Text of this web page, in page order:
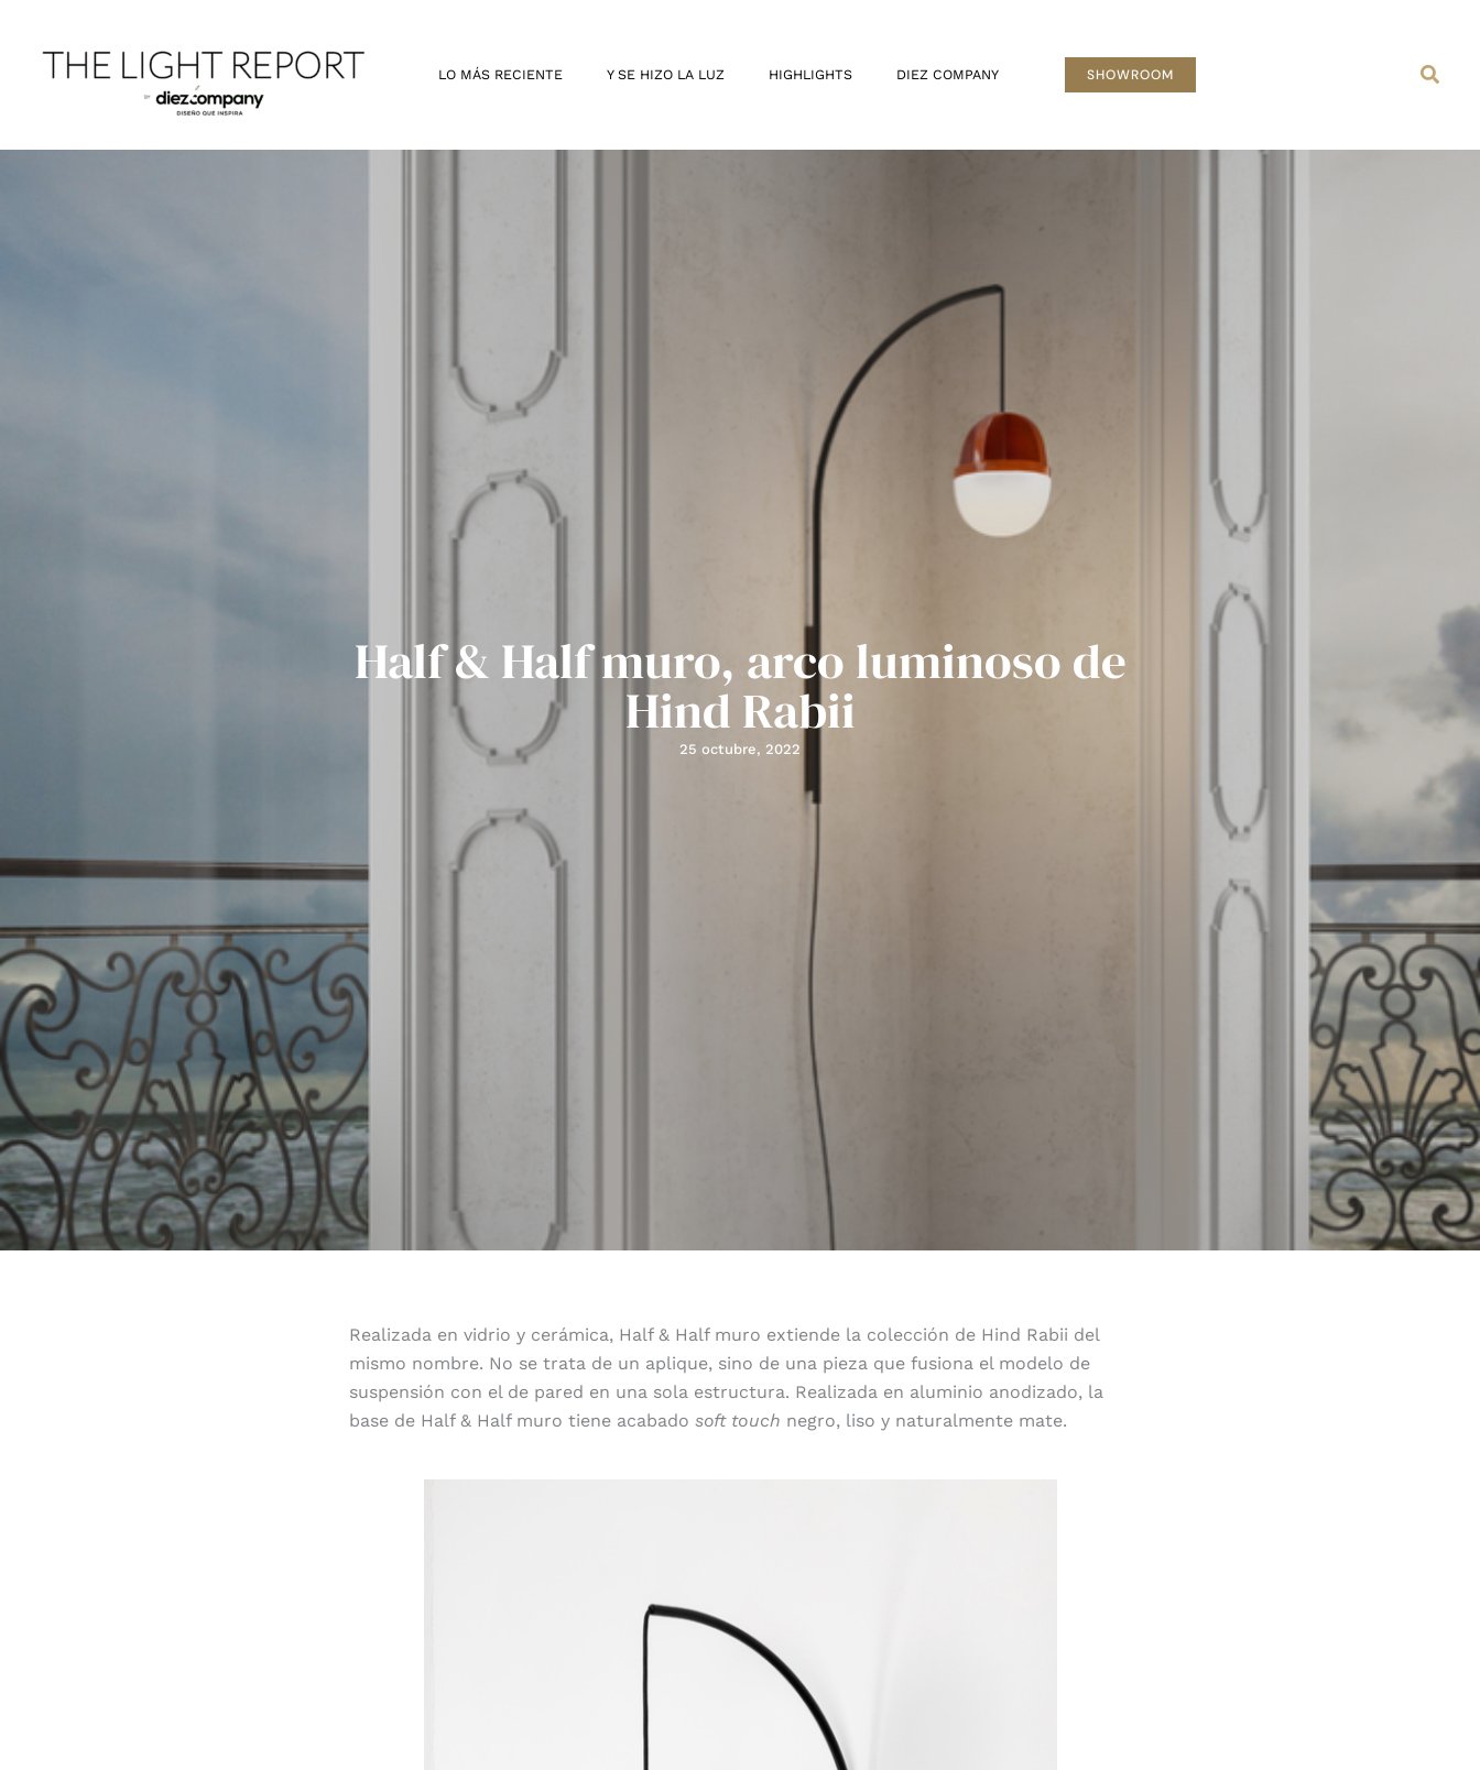
contenido
LO MÁS RECIENTE Y SE HIZO LA LUZ HIGHLIGHTS DIEZ COMPANY SHOWROOM
Half & Half muro, arco luminoso de
Hind Rabii
25 octubre, 2022
Realizada en vidrio y cerámica, Half & Half muro extiende la colección de Hind Rabii del
mismo nombre. No se trata de un aplique, sino de una pieza que fusiona el modelo de
suspensión con el de pared en una sola estructura. Realizada en aluminio anodizado, la
base de Half & Half muro tiene acabado soft touch negro, liso y naturalmente mate.